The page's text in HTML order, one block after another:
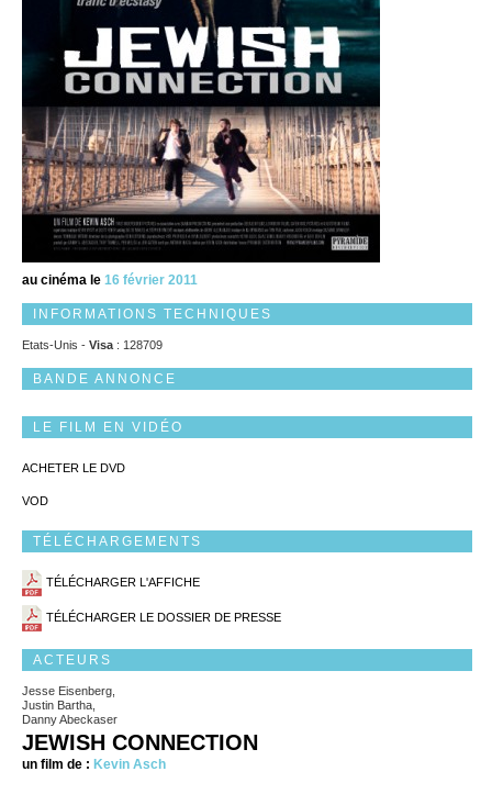
au cinéma le 16 février 2011
INFORMATIONS TECHNIQUES
Etats-Unis - Visa : 128709
BANDE ANNONCE
LE FILM EN VIDÉO
ACHETER LE DVD
VOD
TÉLÉCHARGEMENTS
TÉLÉCHARGER L'AFFICHE
TÉLÉCHARGER LE DOSSIER DE PRESSE
ACTEURS
Jesse Eisenberg,
Justin Bartha,
Danny Abeckaser
JEWISH CONNECTION
un film de : Kevin Asch